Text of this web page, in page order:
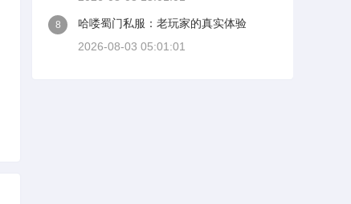
8
哈喽蜀门私服：老玩家的真实体验
2026-08-03 05:01:01